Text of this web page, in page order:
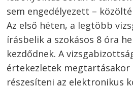
sem engedélyezett –
Az első héten, a legtöbb
írásbelik a szokásos 8 óra
kezdődnek. A
értekezletek megtartásakor
részesíteni az elektronikus